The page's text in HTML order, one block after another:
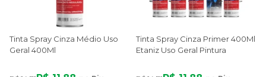
Tinta Spray Cinza Médio Uso
Geral 400Ml
Tinta Spray Cinza Primer 400Ml
Etaniz Uso Geral Pintura